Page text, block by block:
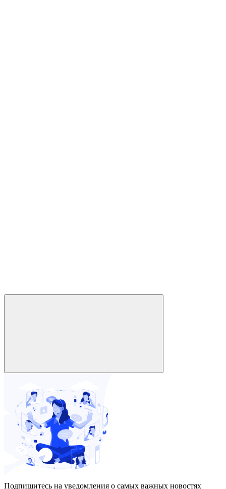
Подпишитесь на уведомления о самых важных новостях